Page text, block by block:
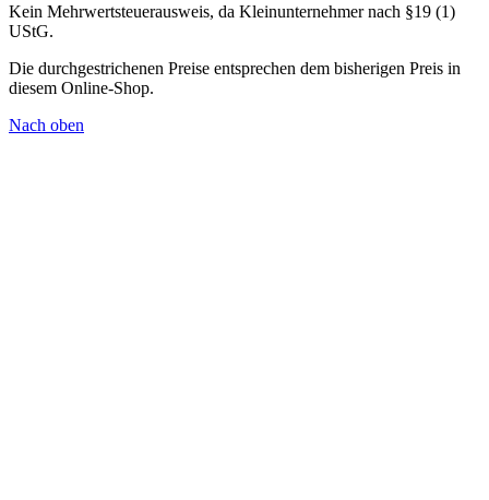
Kein Mehrwertsteuerausweis, da Kleinunternehmer nach §19 (1)
UStG.
Die durchgestrichenen Preise entsprechen dem bisherigen Preis in
diesem Online-Shop.
Nach oben